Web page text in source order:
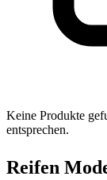
Keine Produkte
entsprechen.
Reifen